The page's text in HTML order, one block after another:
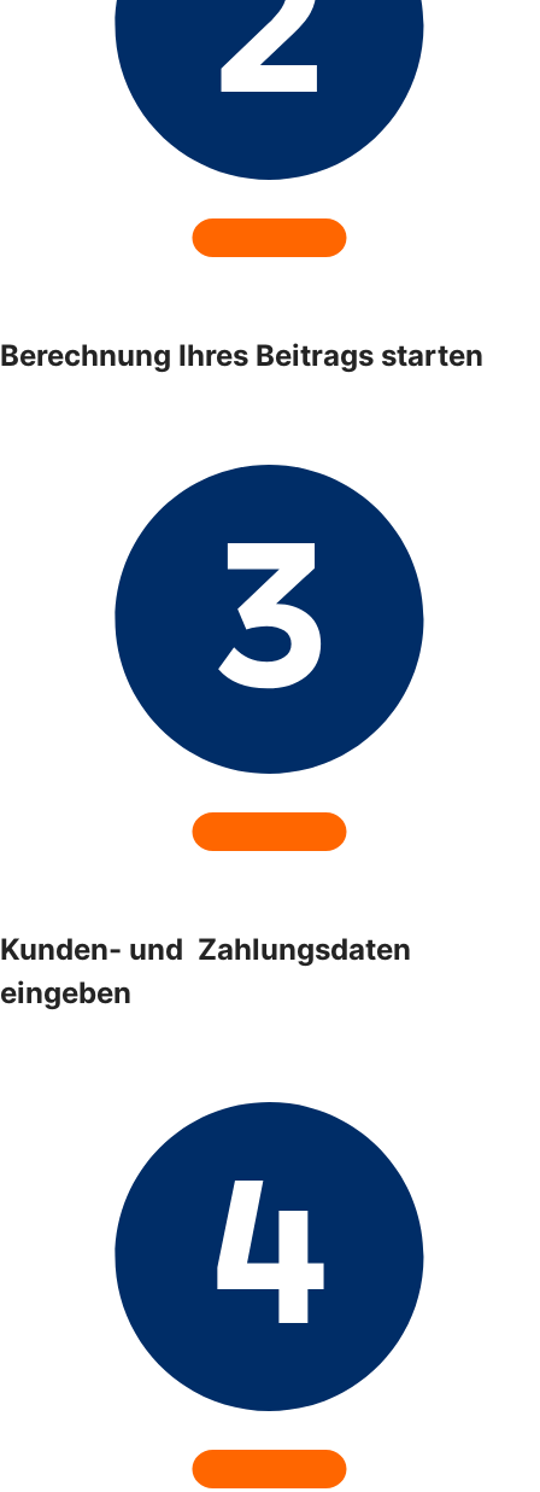
Berechnung Ihres Beitrags starten
Kunden- und ­ Zahlungsdaten
eingeben